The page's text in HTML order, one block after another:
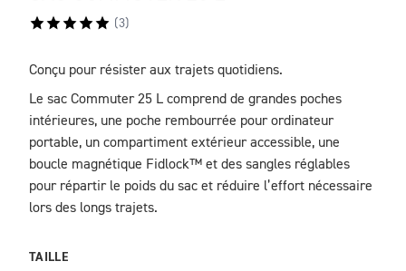
(3)
DESCRIPTION
Conçu pour résister aux trajets quotidiens.
Le sac Commuter 25 L comprend de grandes poches
intérieures, une poche rembourrée pour ordinateur
portable, un compartiment extérieur accessible, une
boucle magnétique Fidlock™ et des sangles réglables
pour répartir le poids du sac et réduire l’effort nécessaire
lors des longs trajets.
TAILLE